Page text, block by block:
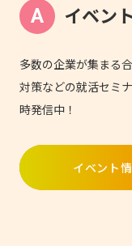
イベン
多数の企業が集まる
対策などの就活セミ
時発信中！
イベント